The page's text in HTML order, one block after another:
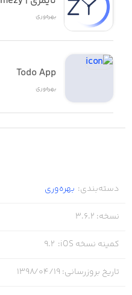
Highlights - Pro Plan:
- Upload custom background images for dashboard and projects
- Automate workflows with various actions
- Statistics and reports
بهره‌وری
Todo App
بهره‌وری
دسته‌بندی: بهره‌وری
نسخه:
3.6.2
کمینه نسخه iOS :
9.2
تاریخ بروزرسانی: ۱۳۹۸/۰۴/۱۹